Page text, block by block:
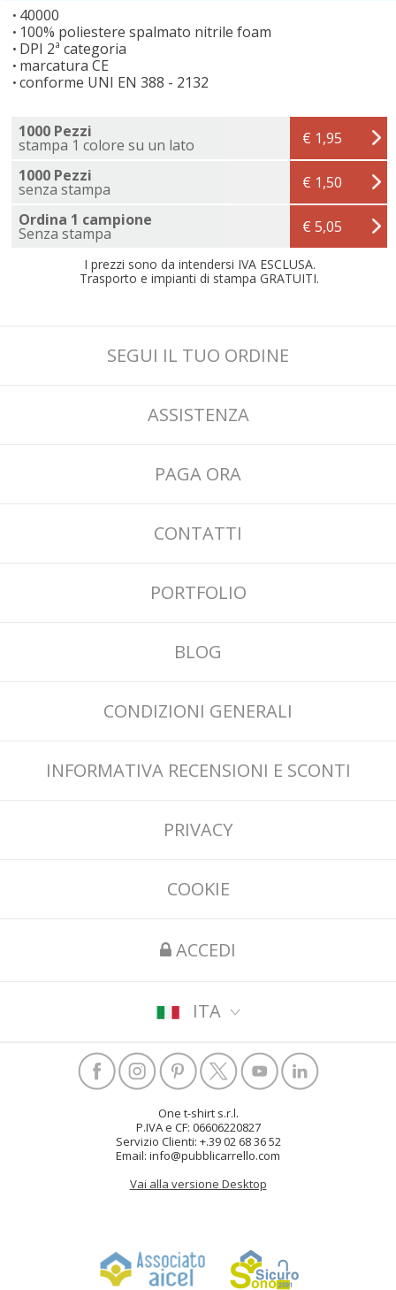
40000
100% poliestere spalmato nitrile foam
DPI 2ª categoria
marcatura CE
conforme UNI EN 388 - 2132
1000 Pezzi
stampa 1 colore su un lato
€ 1,95
1000 Pezzi
senza stampa
€ 1,50
Ordina 1 campione
Senza stampa € 5,05
I prezzi sono da intendersi IVA ESCLUSA.
Trasporto e impianti di stampa GRATUITI.
SEGUI IL TUO ORDINE
ASSISTENZA
PAGA ORA
CONTATTI
PORTFOLIO
BLOG
CONDIZIONI GENERALI
INFORMATIVA RECENSIONI E SCONTI
PRIVACY
COOKIE
ACCEDI
ITA
One t-shirt s.r.l.
P.IVA e CF: 06606220827
Servizio Clienti: +.39 02 68 36 52
Email: info@pubblicarrello.com
Vai alla versione Desktop